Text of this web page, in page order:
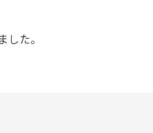
た。